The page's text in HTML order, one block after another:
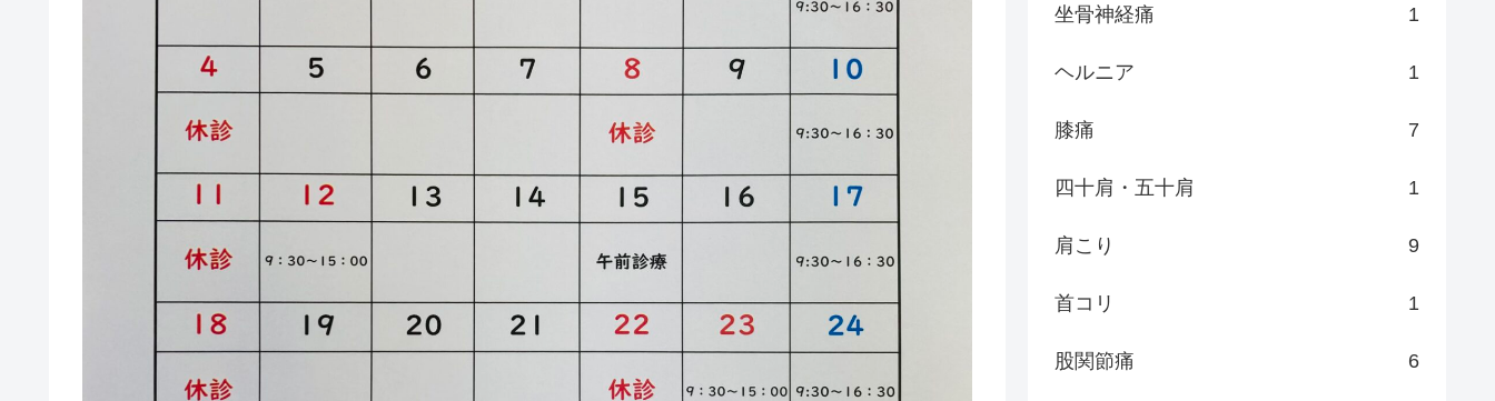
坐骨神経痛 1
ヘルニア 1
膝痛 7
四十肩・五十肩 1
肩こり 9
首コリ 1
股関節痛 6